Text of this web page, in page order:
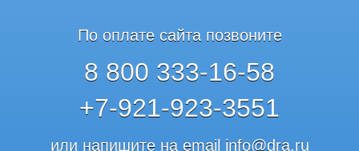
По оплате сайта позвоните
8 800 333-16-58
+7-921-923-3551
или напишите на email info@dra.ru